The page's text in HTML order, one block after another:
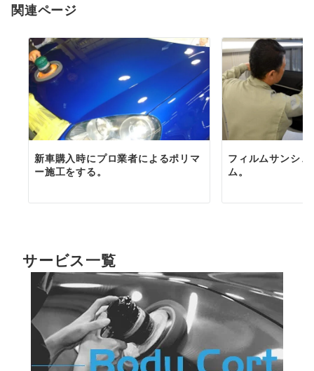
ン
関連ページ
新車購入時にプロ業者によるポリマ
ー施工をする。
フィルムサンシ
ム。
サービス一覧